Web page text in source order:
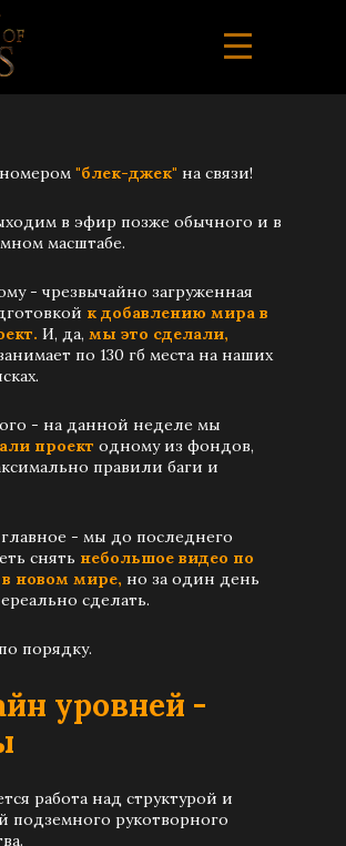
"блек-джек" на связи!
в эфир позже обычного и в
масштабе.
- чрезвычайно загруженная
к добавлению мира в
И, да, мы это сделали,
по 130 гб места на наших
- на данной неделе мы
проект одному из фондов,
правили баги и
- мы до последнего
снять небольшое видео по
новом мире, но за один день
сделать.
порядку.
уровней -
работа над структурой и
подземного рукотворного